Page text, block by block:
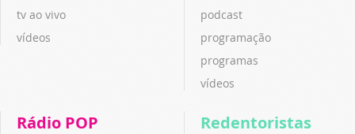
tv ao vivo
vídeos
podcast
programação
programas
vídeos
Rádio POP Redentoristas